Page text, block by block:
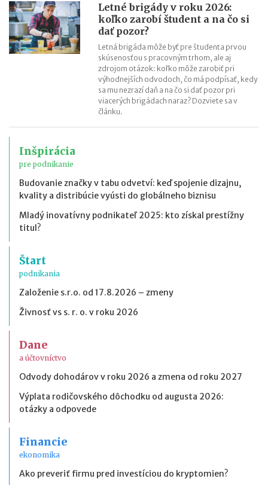
Letné brigády v roku 2026:
koľko zarobí študent a na čo si
dať pozor?
Letná brigáda môže byť pre študenta prvou
skúsenosťou s pracovným trhom, ale aj
zdrojom otázok: koľko môže zarobiť pri
výhodnejších odvodoch, čo má podpísať, kedy
sa mu nezrazí daň a na čo si dať pozor pri
viacerých brigádach naraz? Dozviete sa v
článku.
Inšpirácia
pre podnikanie
Budovanie značky v tabu odvetví: keď spojenie dizajnu,
kvality a distribúcie vyústi do globálneho biznisu
Mladý inovatívny podnikateľ 2025: kto získal prestížny
titul?
Štart
podnikania
Založenie s.r.o. od 17.8.2026 – zmeny
Živnosť vs s. r. o. v roku 2026
Dane
a účtovníctvo
Odvody dohodárov v roku 2026 a zmena od roku 2027
Výplata rodičovského dôchodku od augusta 2026:
otázky a odpovede
Financie
ekonomika
Ako preveriť firmu pred investíciou do kryptomien?